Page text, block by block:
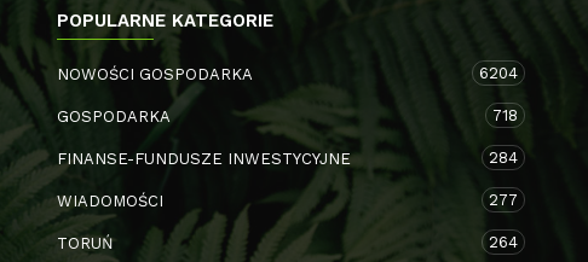
POPULARNE KATEGORIE
NOWOŚCI GOSPODARKA 6204
GOSPODARKA 718
FINANSE-FUNDUSZE INWESTYCYJNE 284
WIADOMOŚCI 277
TORUŃ 264